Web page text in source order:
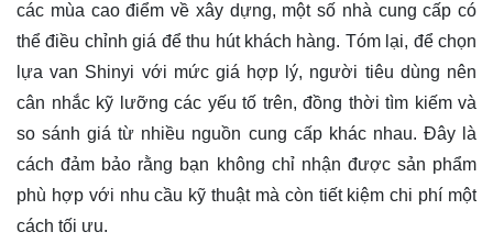
các mùa cao điểm về xây dựng, một số nhà cung cấp có
thể điều chỉnh giá để thu hút khách hàng. Tóm lại, để chọn
lựa van Shinyi với mức giá hợp lý, người tiêu dùng nên
cân nhắc kỹ lưỡng các yếu tố trên, đồng thời tìm kiếm và
so sánh giá từ nhiều nguồn cung cấp khác nhau. Đây là
cách đảm bảo rằng bạn không chỉ nhận được sản phẩm
phù hợp với nhu cầu kỹ thuật mà còn tiết kiệm chi phí một
cách tối ưu.